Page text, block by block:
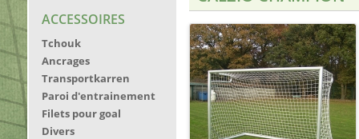
ACCESSOIRES
Tchouk
Ancrages
Transportkarren
Paroi d'entrainement
Filets pour goal
Divers